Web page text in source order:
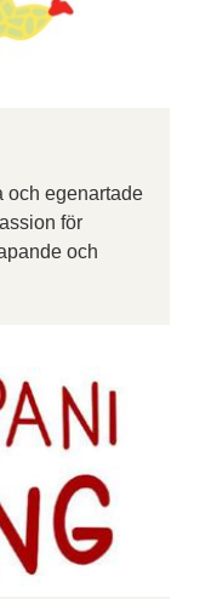
och egenartade
för
och